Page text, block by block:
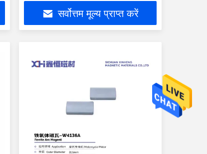
सर्वोत्तम मूल्य प्राप्त करें